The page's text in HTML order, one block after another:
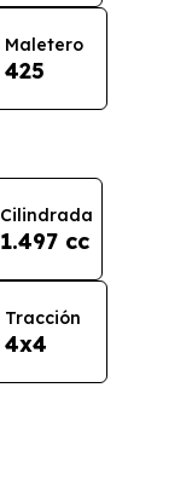
Maletero
425
Cilindrada
1.497 cc
Tracción
4x4